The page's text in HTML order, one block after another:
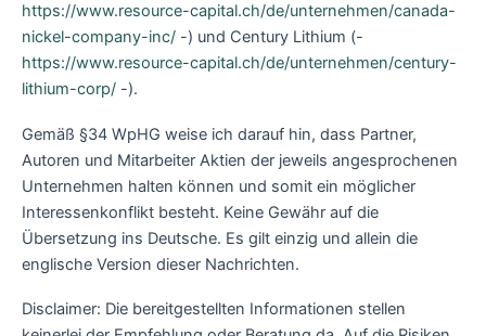
https://www.resource-capital.ch/de/unternehmen/canada-
nickel-company-inc/ -) und Century Lithium (-
https://www.resource-capital.ch/de/unternehmen/century-
lithium-corp/ -).
Gemäß §34 WpHG weise ich darauf hin, dass Partner,
Autoren und Mitarbeiter Aktien der jeweils angesprochenen
Unternehmen halten können und somit ein möglicher
Interessenkonflikt besteht. Keine Gewähr auf die
Übersetzung ins Deutsche. Es gilt einzig und allein die
englische Version dieser Nachrichten.
Disclaimer: Die bereitgestellten Informationen stellen